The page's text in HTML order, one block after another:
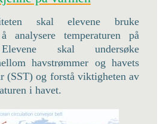
skal elevene bruke
analysere temperaturen på
skal undersøke
havstrømmer og havets
(SST) og forstå viktigheten av
i havet.